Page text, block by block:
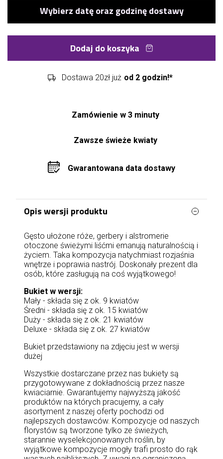
Dodaj do koszyka
Dostawa 20zł już od 2 godzin!*
Zamówienie w 3 minuty
Zawsze świeże kwiaty
Gwarantowana data dostawy
Opis wersji produktu
Gęsto ułożone róże, gerbery i alstromerie
otoczone świeżymi liśćmi emanują naturalnością i
życiem. Taka kompozycja natychmiast rozjaśnia
wnętrze i poprawia nastrój. Doskonały prezent dla
osób, które zasługują na coś wyjątkowego!
Bukiet w wersji:
Mały - składa się z ok. 9 kwiatów
Średni - składa się z ok. 15 kwiatów
Duży - składa się z ok. 21 kwiatów
Deluxe - składa się z ok. 27 kwiatów
Bukiet przedstawiony na zdjęciu jest w wersji
dużej
Wszystkie dostarczane przez nas bukiety są
przygotowywane z dokładnością przez nasze
kwiaciarnie. Gwarantujemy najwyższą jakość
produktów na których pracujemy, a cały
asortyment z naszej oferty pochodzi od
najlepszych dostawców. Kompozycje od naszych
florystów są tworzone tylko ze świeżych,
starannie wyselekcjonowanych roślin, by
wyjątkowe kompozycje mogły trafi prosto do rąk